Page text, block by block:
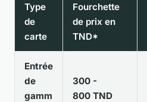
Type
de
carte
Fourchette
de prix en
TND*
Entrée
de
gamm
300 -
800 TND